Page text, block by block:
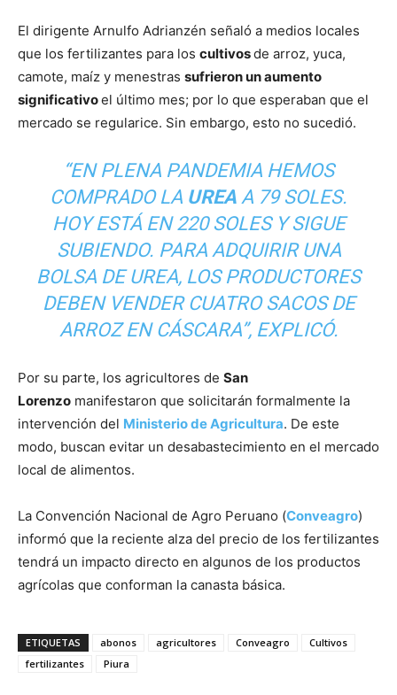
El dirigente Arnulfo Adrianzén señaló a medios locales
que los fertilizantes para los cultivosde arroz, yuca,
camote, maíz y menestras sufrieron un aumento
significativoel último mes; por lo que esperaban que el
mercado se regularice. Sin embargo, esto no sucedió.
“EN PLENA PANDEMIA HEMOS
COMPRADO LA UREA A 79 SOLES.
HOY ESTÁ EN 220 SOLES Y SIGUE
SUBIENDO. PARA ADQUIRIR UNA
BOLSA DE UREA, LOS PRODUCTORES
DEBEN VENDER CUATRO SACOS DE
ARROZ EN CÁSCARA”, EXPLICÓ.
Por su parte, los agricultores de San
Lorenzo manifestaron que solicitarán formalmente la
intervención del Ministerio de Agricultura. De este
modo, buscan evitar un desabastecimiento en el mercado
local de alimentos.
La Convención Nacional de Agro Peruano (Conveagro)
informó que la reciente alza del precio de los fertilizantes
tendrá un impacto directo en algunos de los productos
agrícolas que conforman la canasta básica.
ETIQUETAS abonos agricultores Conveagro
Cultivos
fertilizantes
Piura